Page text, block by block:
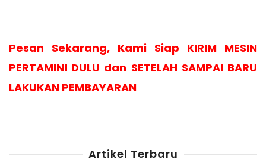
Pesan Sekarang, Kami Siap KIRIM MESIN
PERTAMINI DULU dan SETELAH SAMPAI BARU
LAKUKAN PEMBAYARAN
Artikel Terbaru